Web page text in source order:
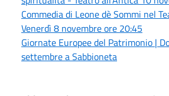
Commedia di Leone dè Sommi nel
Venerdì 8 novembre ore 20:45
Giornate Europee del Patrimonio |
settembre a Sabbioneta